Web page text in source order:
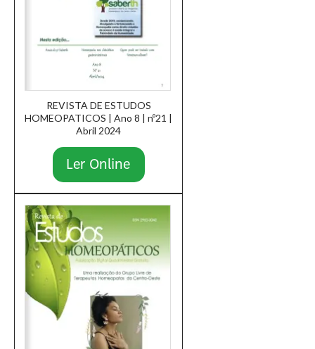
REVISTA DE ESTUDOS
HOMEOPATICOS | Ano 8 | nº21 |
Abril 2024
Ler Online